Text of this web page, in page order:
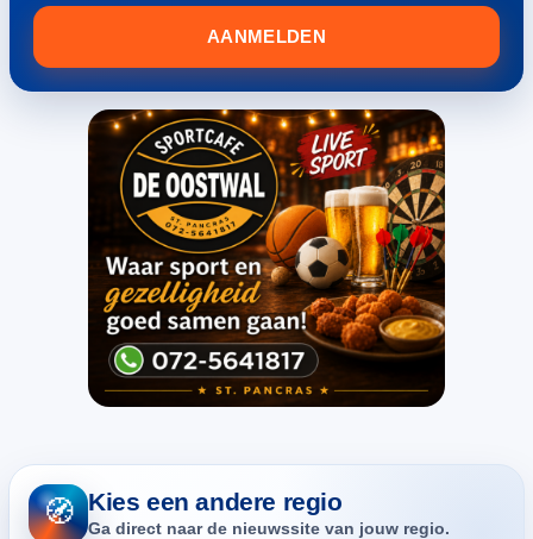
AANMELDEN
🧭 Kies een andere regio
Ga direct naar de nieuwssite van jouw regio.